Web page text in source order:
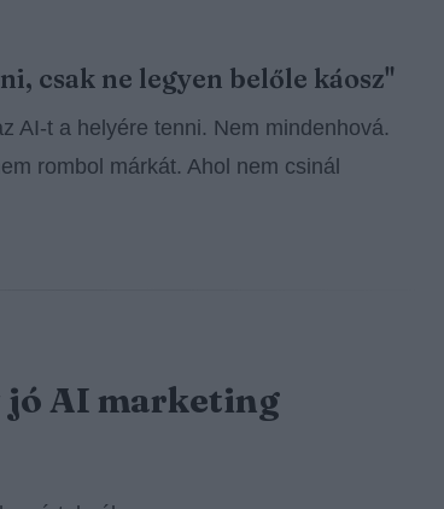
csak ne legyen belőle káosz"
AI-t a helyére tenni. Nem mindenhová.
rombol márkát. Ahol nem csinál
jó AI marketing